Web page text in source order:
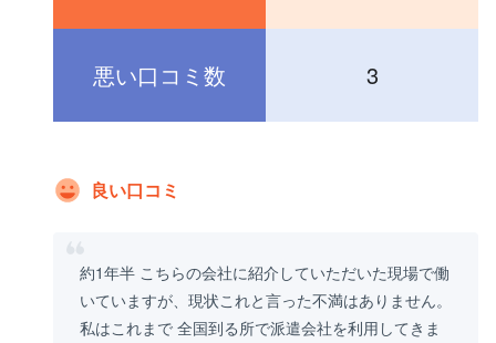
悪い口コミ数 3
良い口コミ
約1年半 こちらの会社に紹介していただいた現場で働
いていますが、現状これと言った不満はありません。
私はこれまで 全国到る所で派遣会社を利用してきま